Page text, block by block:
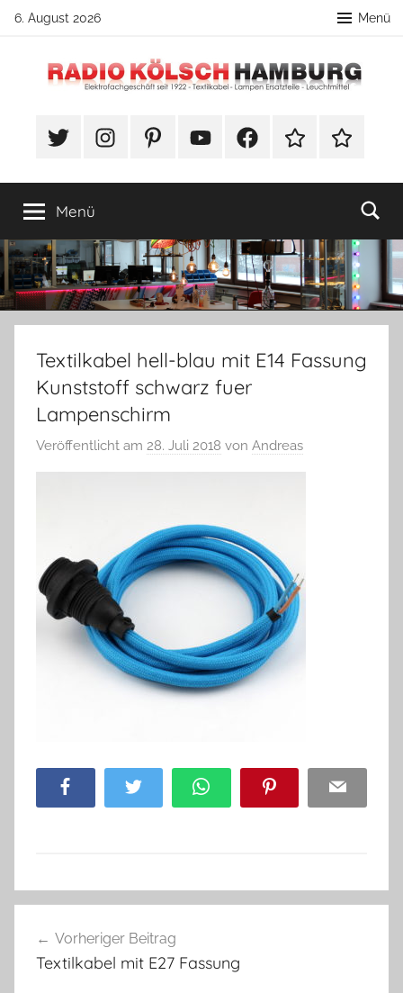
Zum
springen
6. August 2026 Menü
Radio
Hamburg
Lampenbau
#TwitterInstagramPinterestYouTubeFacebookTikTok Webshop
Menü
Textilkabel hell-blau mit E14 Fassung
Kunststoff schwarz fuer
Lampenschirm
Veröffentlicht am 28. Juli 2018 von Andreas
Facebook Twitter WhatsApp Pinterest Email
Vorheriger Beitrag
Textilkabel mit E27 Fassung